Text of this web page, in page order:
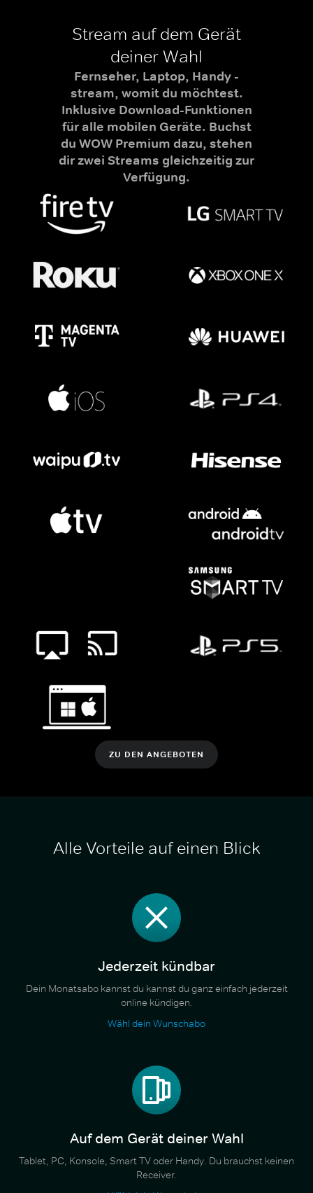
Stream auf dem Gerät
deiner Wahl
Fernseher, Laptop, Handy -
stream, womit du möchtest.
Inklusive Download-Funktionen
für alle mobilen Geräte. Buchst
du WOW Premium dazu, stehen
dir zwei Streams gleichzeitig zur
Verfügung.
ZU DEN ANGEBOTEN
Alle Vorteile auf einen Blick
Jederzeit kündbar
Dein Monatsabo kannst du kannst du ganz einfach jederzeit
online kündigen.
Wähl dein Wunschabo
Auf dem Gerät deiner Wahl
Tablet, PC, Konsole, Smart TV oder Handy. Du brauchst keinen
Receiver.